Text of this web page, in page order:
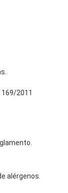
2011
alérgenos.